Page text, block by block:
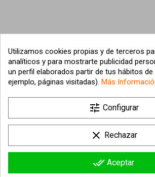
Información sobre la tienda
Utilizamos cookies propias y de terceros
analíticos y para mostrarte publicidad
un perfil elaborados partir de tus hábitos
ejemplo, páginas visitadas). Más
tune Configurar
clear Rechazar
done_all Aceptar